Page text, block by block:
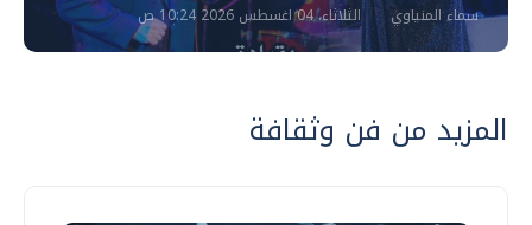
سماء المنياوي الثلاثاء، 04 اغسطس 2026 10:24 ص
المزيد من فن وثقافة